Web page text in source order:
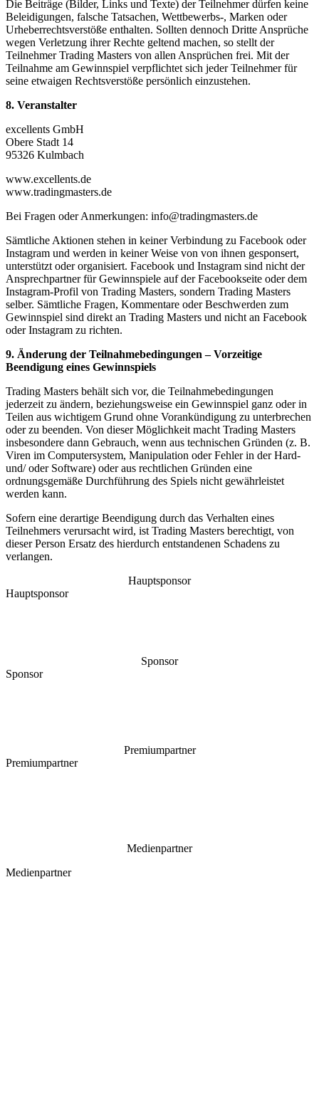
Die Beiträge (Bilder, Links und Texte) der Teilnehmer dürfen keine
Beleidigungen, falsche Tatsachen, Wettbewerbs-, Marken oder
Urheberrechtsverstöße enthalten. Sollten dennoch Dritte Ansprüche
wegen Verletzung ihrer Rechte geltend machen, so stellt der
Teilnehmer Trading Masters von allen Ansprüchen frei. Mit der
Teilnahme am Gewinnspiel verpflichtet sich jeder Teilnehmer für
seine etwaigen Rechtsverstöße persönlich einzustehen.
8. Veranstalter
excellents GmbH
Obere Stadt 14
95326 Kulmbach
www.excellents.de
www.tradingmasters.de
Bei Fragen oder Anmerkungen: info@tradingmasters.de
Sämtliche Aktionen stehen in keiner Verbindung zu Facebook oder
Instagram und werden in keiner Weise von von ihnen gesponsert,
unterstützt oder organisiert. Facebook und Instagram sind nicht der
Ansprechpartner für Gewinnspiele auf der Facebookseite oder dem
Instagram-Profil von Trading Masters, sondern Trading Masters
selber. Sämtliche Fragen, Kommentare oder Beschwerden zum
Gewinnspiel sind direkt an Trading Masters und nicht an Facebook
oder Instagram zu richten.
9. Änderung der Teilnahmebedingungen – Vorzeitige
Beendigung eines Gewinnspiels
Trading Masters behält sich vor, die Teilnahmebedingungen
jederzeit zu ändern, beziehungsweise ein Gewinnspiel ganz oder in
Teilen aus wichtigem Grund ohne Vorankündigung zu unterbrechen
oder zu beenden. Von dieser Möglichkeit macht Trading Masters
insbesondere dann Gebrauch, wenn aus technischen Gründen (z. B.
Viren im Computersystem, Manipulation oder Fehler in der Hard-
und/ oder Software) oder aus rechtlichen Gründen eine
ordnungsgemäße Durchführung des Spiels nicht gewährleistet
werden kann.
Sofern eine derartige Beendigung durch das Verhalten eines
Teilnehmers verursacht wird, ist Trading Masters berechtigt, von
dieser Person Ersatz des hierdurch entstandenen Schadens zu
verlangen.
Hauptsponsor
Hauptsponsor
Sponsor
Sponsor
Premiumpartner
Premiumpartner
Medienpartner
Medienpartner